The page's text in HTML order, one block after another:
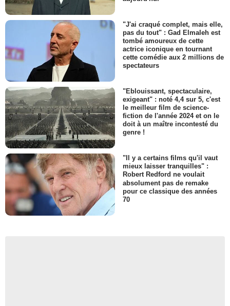
"J'ai craqué complet, mais elle,
pas du tout" : Gad Elmaleh est
tombé amoureux de cette
actrice iconique en tournant
cette comédie aux 2 millions de
spectateurs
"Eblouissant, spectaculaire,
exigeant" : noté 4,4 sur 5, c'est
le meilleur film de science-
fiction de l'année 2024 et on le
doit à un maître incontesté du
genre !
"Il y a certains films qu'il vaut
mieux laisser tranquilles" :
Robert Redford ne voulait
absolument pas de remake
pour ce classique des années
70